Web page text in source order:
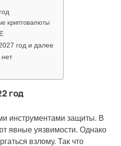
криптовалюты
год и далее
год
инструментами защиты. В
явные уязвимости. Однако
взлому. Так что